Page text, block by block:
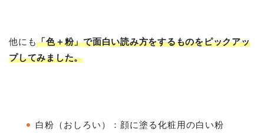
他にも「色＋粉」で面白い読み方をするものをピックアッ
プしてみました。
白粉（おしろい）：顔に塗る化粧用の白い粉